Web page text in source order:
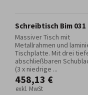
Schreibtisch Bim 031
Massiver Tisch mit
Metallrahmen und
Tischplatte. Mit drei
abschließbaren
(3 x niedrige ...
458,13 €
exkl. MwSt